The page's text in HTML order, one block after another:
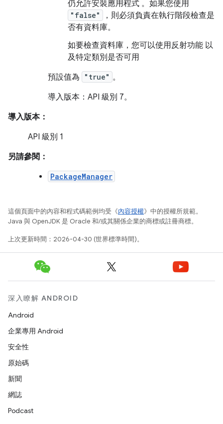
仍允許安裝應用程式 。如果您使用
"false"
，則必須負責在執行階段檢查是
否有資料庫。
如要檢查資料庫，您可以使用反射功能 以
及特定類別是否可用
預設值為
"true" 。
導入版本：API 級別 7。
導入版本：
API 級別 1
另請參閱：
PackageManager
這個頁面中的內容和程式碼範例均受《內容授權》中的授權所規範。
Java 與 OpenJDK 是 Oracle 和/或其關係企業的商標或註冊商標。
上次更新時間：2026-04-30 (世界標準時間)。
深入瞭解 ANDROID
Android
企業專用 Android
安全性
原始碼
新聞
網誌
Podcast